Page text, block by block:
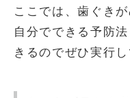
ここでは、歯ぐき
自分でできる予防
きるのでぜひ実行